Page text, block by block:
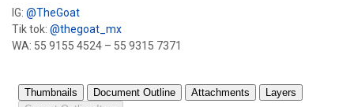
IG: @TheGoat
Tik tok: @thegoat_mx
WA: 55 9155 4524 – 55 9315 7371